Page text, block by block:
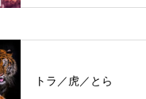
トラ／虎／とら